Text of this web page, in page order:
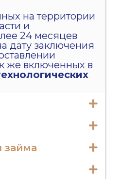
на территории
и
24 месяцев
дату заключения
же включенных в
займа